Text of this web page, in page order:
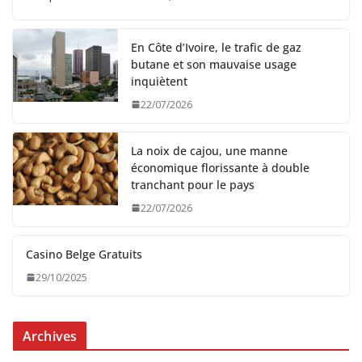
En Côte d’Ivoire, le trafic de gaz
butane et son mauvaise usage
inquiètent
22/07/2026
La noix de cajou, une manne
économique florissante à double
tranchant pour le pays
22/07/2026
Casino Belge Gratuits
29/10/2025
Archives